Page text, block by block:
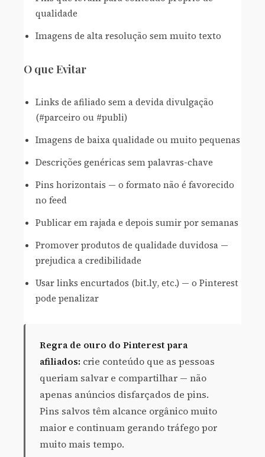
qualidade
Imagens de alta resolução sem muito texto
O que Evitar
Links de afiliado sem a devida divulgação
(#parceiro ou #publi)
Imagens de baixa qualidade ou muito pequenas
Descrições genéricas sem palavras-chave
Pins horizontais — o formato não é favorecido
no feed
Publicar em rajada e depois sumir por semanas
Promover produtos de qualidade duvidosa —
prejudica a credibilidade
Usar links encurtados (bit.ly, etc.) — o Pinterest
pode penalizar
Regra de ouro do Pinterest para
afiliados: crie conteúdo que as pessoas
queriam salvar e compartilhar — não
apenas anúncios disfarçados de pins.
Pins salvos têm alcance orgânico muito
maior e continuam gerando tráfego por
muito mais tempo.